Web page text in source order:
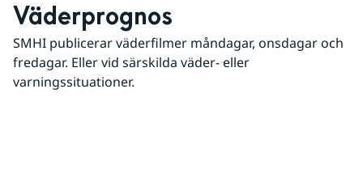
Väderprognos
SMHI publicerar väderfilmer måndagar, onsdagar och
fredagar. Eller vid särskilda väder- eller
varningssituationer.